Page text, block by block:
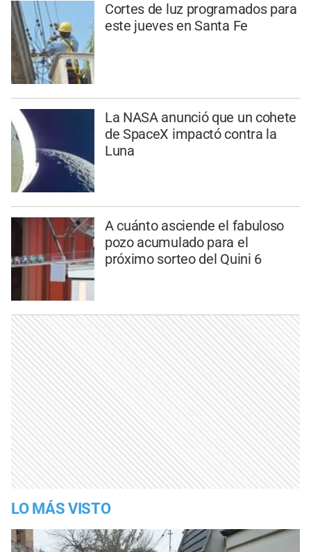
Cortes de luz programados para
este jueves en Santa Fe
La NASA anunció que un cohete
de SpaceX impactó contra la
Luna
A cuánto asciende el fabuloso
pozo acumulado para el
próximo sorteo del Quini 6
LO MÁS VISTO